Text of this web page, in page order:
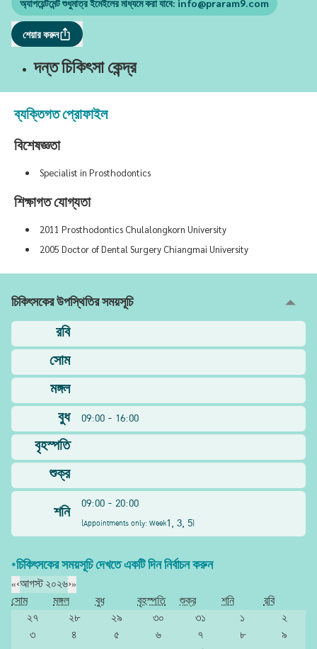
অ্যাপয়েন্টমেন্ট শুধুমাত্র ইমেইলের মাধ্যমে করা যাবে: info@praram9.com
শেয়ার করুন
দন্ত চিকিৎসা কেন্দ্র
ব্যক্তিগত প্রোফাইল
বিশেষজ্ঞতা
Specialist in Prosthodontics
শিক্ষাগত যোগ্যতা
2011 Prosthodontics Chulalongkorn University
2005 Doctor of Dental Surgery Chiangmai University
চিকিৎসকের উপস্থিতির সময়সূচি
রবি
সোম
মঙ্গল
বুধ
09:00 - 16:00
বৃহস্পতি
শুক্র
শনি
09:00 - 20:00
(Appointments only: Week1, 3, 5)
*চিকিৎসকের সময়সূচি দেখতে একটি দিন নির্বাচন করুন
«‹আগস্ট ২০২৬›»
সোম
মঙ্গল বুধ বৃহস্পতি শুক্র শনি
রবি
২৭
২৮ ২৯ ৩০ ৩১ ১
২
৩
৪ ৫ ৬ ৭ ৮
৯